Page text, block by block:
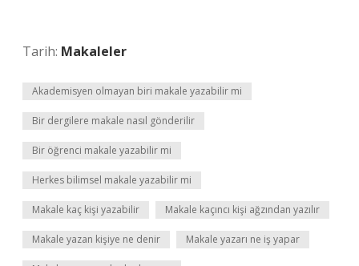
Tarih: Makaleler
Akademisyen olmayan biri makale yazabilir mi
Bir dergilere makale nasıl gönderilir
Bir öğrenci makale yazabilir mi
Herkes bilimsel makale yazabilir mi
Makale kaç kişi yazabilir Makale kaçıncı kişi ağzından yazılır
Makale yazan kişiye ne denir Makale yazarı ne iş yapar